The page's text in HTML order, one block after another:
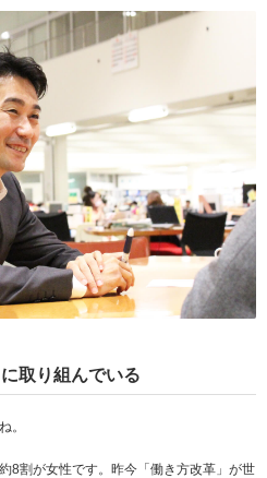
取り組んでいる
。
8割が女性です。昨今「働き方改革」が世